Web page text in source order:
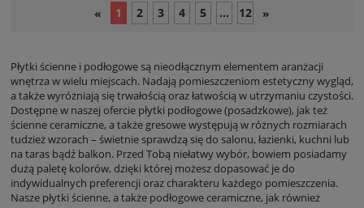
« 1 2 3 4 5 ... 12 »
Płytki ścienne i podłogowe są nieodłącznym elementem aranżacji
wnętrza w wielu miejscach. Nadają pomieszczeniom estetyczny wygląd,
a także wyróżniają się trwałością oraz łatwością w utrzymaniu czystości.
Dostępne w naszej ofercie płytki podłogowe (posadzkowe), jak też
ścienne ceramiczne, a także gresowe występują w różnych rozmiarach
tudzież wzorach – świetnie sprawdzą się do salonu, łazienki, kuchni lub
na taras bądź balkon. Przed Tobą niełatwy wybór, bowiem posiadamy
dużą paletę kolorów, dzięki której możesz dopasować je do
indywidualnych preferencji oraz charakteru każdego pomieszczenia.
Nasze płytki ścienne, a także podłogowe ceramiczne, jak również